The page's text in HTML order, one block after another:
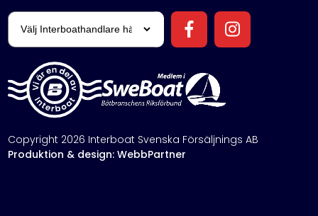
Copyright 2026 Interboat Svenska Försäljnings AB
Produktion & design: WebbPartner